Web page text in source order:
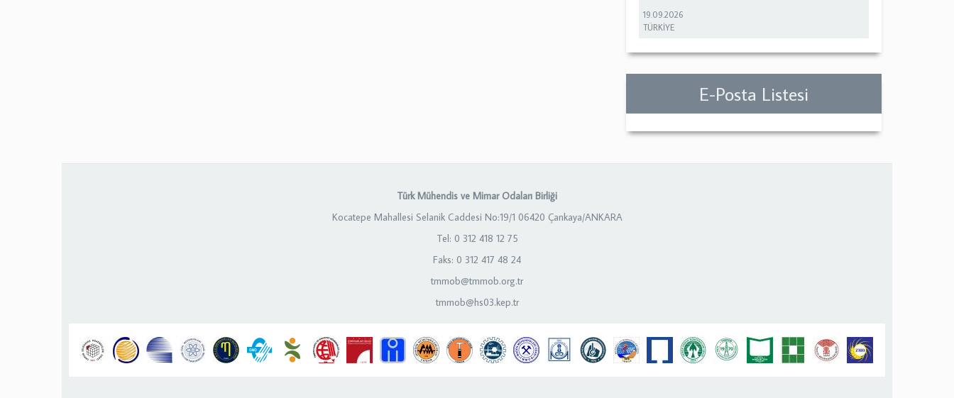
19.09.2026
TÜRKİYE
E-Posta Listesi
Türk Mühendis ve Mimar Odaları Birliği
Kocatepe Mahallesi Selanik Caddesi No:19/1 06420 Çankaya/ANKARA
Tel: 0 312 418 12 75
Faks: 0 312 417 48 24
tmmob@tmmob.org.tr
tmmob@hs03.kep.tr